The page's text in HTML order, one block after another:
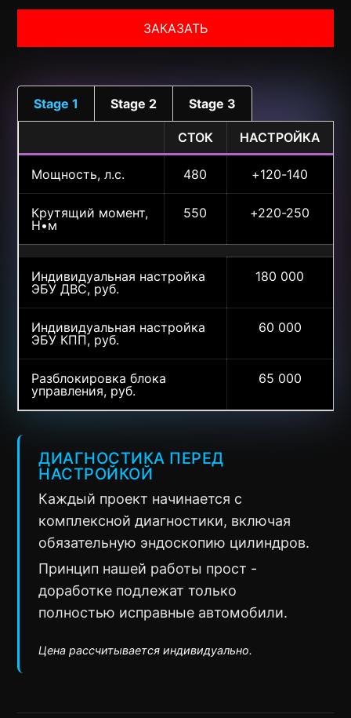
ЗАКАЗАТЬ
Stage 1 Stage 2 Stage 3
СТОК НАСТРОЙКА
Мощность, л.с. 480 +120-140
Крутящий момент,
Н•м
550 +220-250
Индивидуальная настройка
ЭБУ ДВС, руб.
180 000
Индивидуальная настройка
ЭБУ КПП, руб.
60 000
Разблокировка блока
управления, руб.
65 000
ДИАГНОСТИКА ПЕРЕД
НАСТРОЙКОЙ
Каждый проект начинается с
комплексной диагностики, включая
обязательную эндоскопию цилиндров.
Принцип нашей работы прост -
доработке подлежат только
полностью исправные автомобили.
Цена рассчитывается индивидуально.